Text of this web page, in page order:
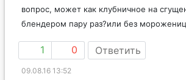
вопрос, может как клубничное на
блендером пару раз?или без
1 0 Ответить
09.08.16 13:52